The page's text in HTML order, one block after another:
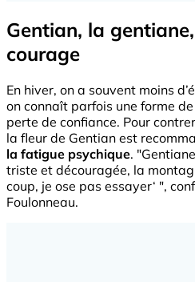
Gentian, la
courage
En hiver, on a souvent moins
on connaît parfois une forme
perte de confiance. Pour
la fleur de Gentian est
la fatigue psychique.
triste et découragée, la
coup, je ose pas essayer‘ ",
Foulonneau.